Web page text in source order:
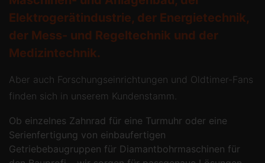
Elektrogerätindustrie, der Energietechnik,
der Mess- und Regeltechnik und der
Medizintechnik.
Aber auch Forschungseinrichtungen und Oldtimer-Fans
finden sich in unserem Kundenstamm.
Ob einzelnes Zahnrad für eine Turmuhr oder eine
Serienfertigung von einbaufertigen
Getriebebaugruppen für Diamantbohrmaschinen für